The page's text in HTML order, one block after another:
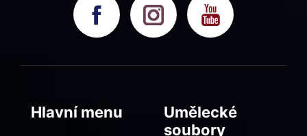
Hlavní menu
Umělecké
soubory